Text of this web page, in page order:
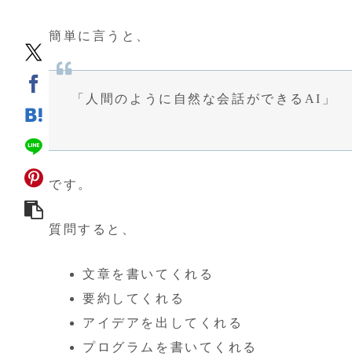
簡単に言うと、
「人間のように自然な会話ができるAI」
です。
質問すると、
文章を書いてくれる
要約してくれる
アイデアを出してくれる
プログラムを書いてくれる